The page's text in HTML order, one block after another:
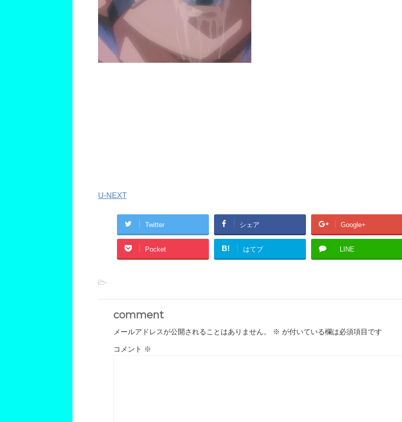
U-NEXT
Twitter シェア Google+
Pocket B! はてブ LINE
-
comment
メールアドレスが公開されることはありません。 ※ が付いている欄は必須項目です
コメント ※